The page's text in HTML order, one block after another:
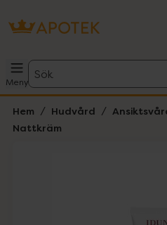
Meny
Sök
Hem Hudvård
Nattkräm